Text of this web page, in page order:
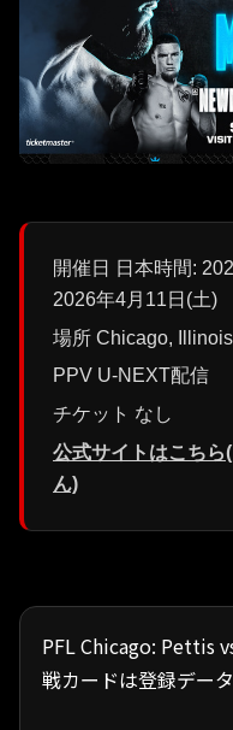
開催日 日本時間:
2026年4月11日(土)
場所 Chicago,
PPV U-NEXT配信
チケット なし
公式サイトはこちら
ん)
PFL Chicago: Pettis
戦カードは登録デー